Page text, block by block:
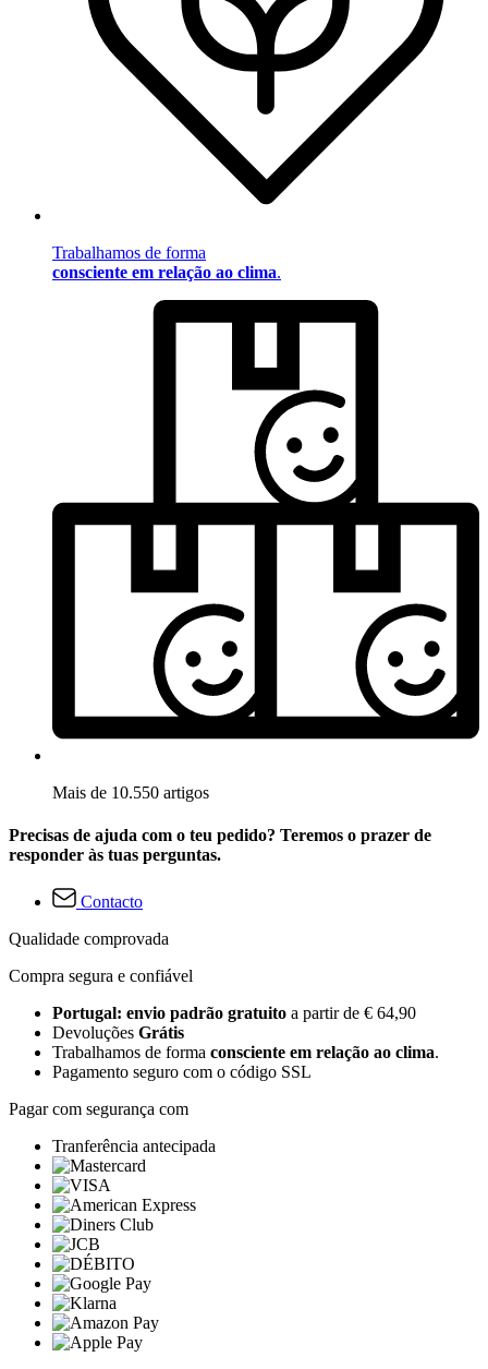
Trabalhamos de forma
consciente em relação ao clima.
Mais de 10.550 artigos
Precisas de ajuda com o teu pedido? Teremos o prazer de
responder às tuas perguntas.
Contacto
Qualidade comprovada
Compra segura e confiável
Portugal: envio padrão gratuito a partir de € 64,90
Devoluções Grátis
Trabalhamos de forma consciente em relação ao clima.
Pagamento seguro com o código SSL
Pagar com segurança com
Tranferência antecipada